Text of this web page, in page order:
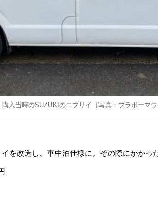
購入当時のSUZUKIのエブリイ（写真：ブラボーマウ
を改造し、車中泊仕様に。その際にかかっ